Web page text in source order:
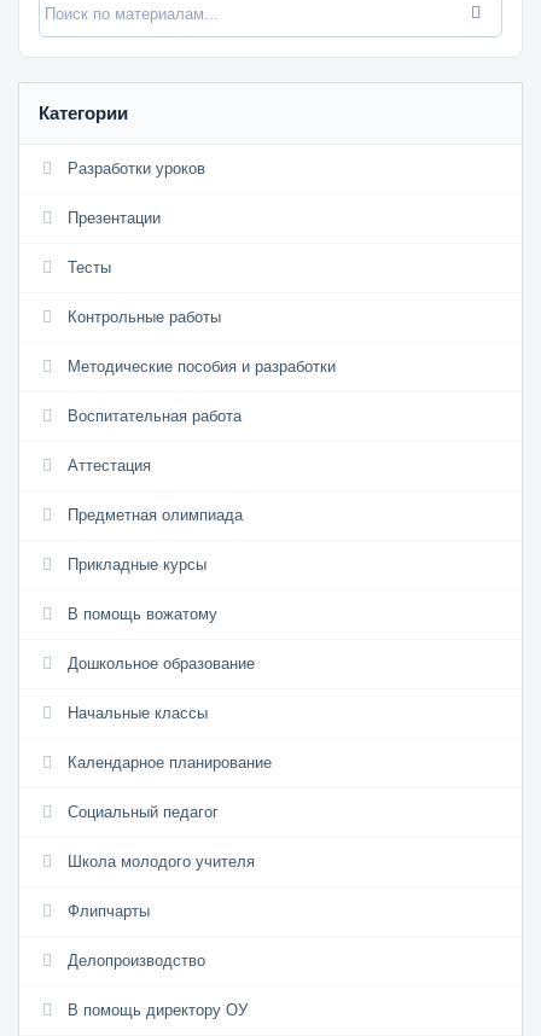
Категории
Разработки уроков
Презентации
Тесты
Контрольные работы
Методические пособия и разработки
Воспитательная работа
Аттестация
Предметная олимпиада
Прикладные курсы
В помощь вожатому
Дошкольное образование
Начальные классы
Календарное планирование
Социальный педагог
Школа молодого учителя
Флипчарты
Делопроизводство
В помощь директору ОУ